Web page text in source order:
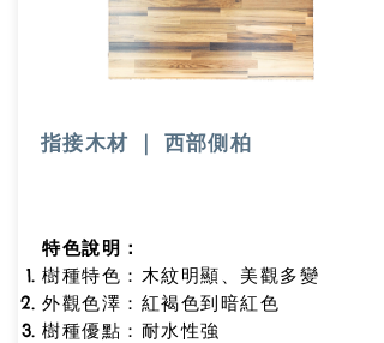
指接木材 ｜ 西部側柏
特色說明：
樹種特色：木紋明顯、美觀多變
外觀色澤：紅褐色到暗紅色
樹種優點 ：耐水性強